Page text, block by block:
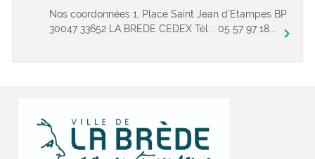
Nos coordonnées 1, Place Saint Jean d’Etampes BP
30047 33652 LA BREDE CEDEX Tél. : 05 57 97 18...
chevron_right